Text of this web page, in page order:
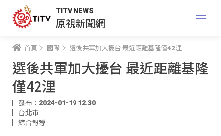
TITV NEWS
原視新聞網
首頁 國際 選後共軍加大擾台 最近距離基隆僅42浬
選後共軍加大擾台 最近距離基隆
僅42浬
發布：2024-01-19 12:30
台北市
綜合報導